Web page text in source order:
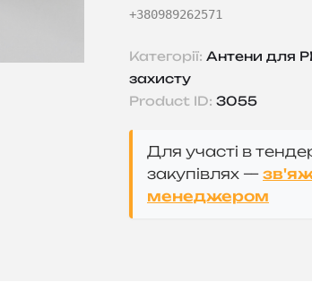
+380989262571
Категорії: Антени для
захисту
Product ID: 3055
Для участі в
закупівлях —
менеджером